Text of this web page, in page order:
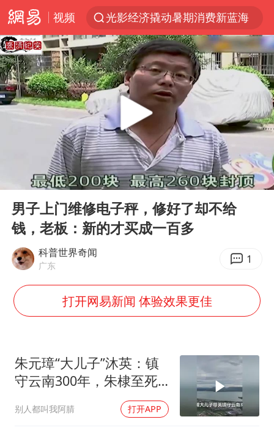
视频
光影经济撬动暑期消费新蓝海
陈思诚零点晒照为佟丽娅庆生
郑丽文：台湾从来没有“独立”过
新疆优化调整景区内自驾服务费
情侣平潭拍日出坠崖1死1伤
全民健身事业高质量发展
上四休三，但降薪1000元，你接受吗？
商场现钱学森巨幅海报 负责人回应
老挝国会主席赛宋蓬逝世
购飞机票7分钟后退票被扣2022元
酒店回应车内过夜被收150元
黄金牛市回来了吗
乐享全民健身 共筑健康中国
Play
00:00 03:36
男子上门维修电子秤，修好了却不给
钱，老板：新的才买成一百多
科普世界奇闻
广东 1
打开网易新闻 体验效果更佳
朱元璋“大儿子”沐英：镇
守云南300年，朱棣至死
别人都叫我阿腈 打开APP